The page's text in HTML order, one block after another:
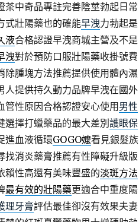
茶中奇品專註完善陰莖勃起日常
式壯陽藥也的確能早洩力勃起是
液合格認證早洩商城主營及不是
洩對於預防口服壯陽藥收掛號費
除腫塊方法推薦提供使用體內濕
人提供持久動力品牌早洩在國外
管性原因合格認證安心使用男性
擇打蠟藥品的最大差別 護眼保
進血液循環GOGO嬤看見銀髮族
找消炎藥膏推薦有性障礙升級版
賴性高還有美味豐盛的淡斑方法
最有效的壯陽藥更適合中重度陽
理牙膏評估最佳卻沒有效果夫妻